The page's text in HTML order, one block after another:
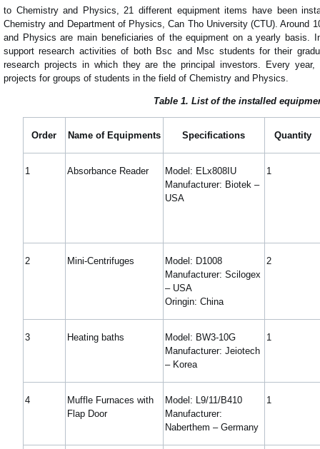
to Chemistry and Physics, 21 different equipment items have been
Chemistry and Department of Physics, Can Tho University (CTU). Around
and Physics are main beneficiaries of the equipment on a yearly basis.
support research activities of both Bsc and Msc students for their
research projects in which they are the principal investors. Every
projects for groups of students in the field of Chemistry and Physics.
Table 1. List of the installed
Order Name of Equipments Specifications Quantity
1 Absorbance Reader
Model: ELx808IU
Manufacturer: Biotek –
USA
1
2 Mini-Centrifuges
Model: D1008
Manufacturer: Scilogex
– USA
Oringin: China
2
3 Heating baths
Model: BW3-10G
Manufacturer: Jeiotech
– Korea
1
4
Muffle Furnaces with
Flap Door
Model: L9/11/B410
Manufacturer:
Naberthem – Germany
1